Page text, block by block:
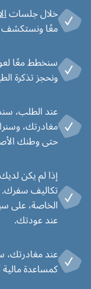
خلال جلسات
معًا ونستكشف
سنخطط معًا
ونحجز تذكرة
عند الطلب،
مغادرتك،
حتى وطنك
إذا لم يكن
تكاليف سفرك.
الخاصة، على
عند عودتك.
كمساعدة مالية